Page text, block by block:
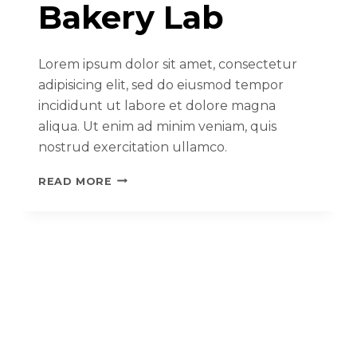
Bakery Lab
Lorem ipsum dolor sit amet, consectetur
adipisicing elit, sed do eiusmod tempor
incididunt ut labore et dolore magna
aliqua. Ut enim ad minim veniam, quis
nostrud exercitation ullamco.
READ MORE